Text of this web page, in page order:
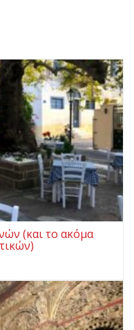
(και το ακόμα